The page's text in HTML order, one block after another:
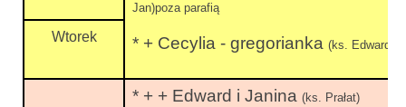
Jan)poza parafią
* + Cecylia - gregorianka (ks.
Wtorek
* + + Edward i Janina (ks. Prałat)